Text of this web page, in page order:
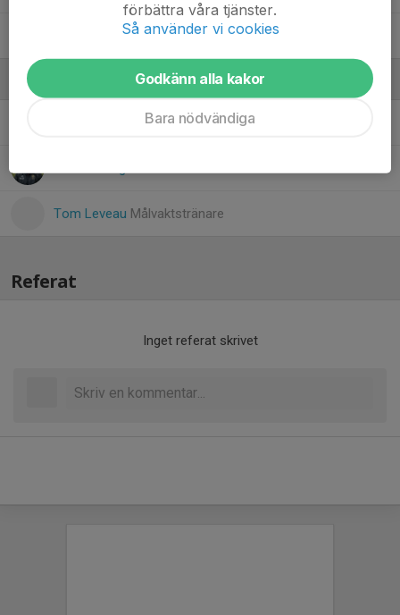
William Jacobsson
Ledare
Mattias ForsblomTränare/Målvaktstränare
Tom Leveau Målvaktstränare
Referat
Inget referat skrivet
förbättra våra tjänster.
Så använder vi cookies
Godkänn alla kakor
Bara nödvändiga